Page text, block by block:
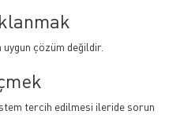
çözüm değildir.
tercih edilmesi ileride sorun